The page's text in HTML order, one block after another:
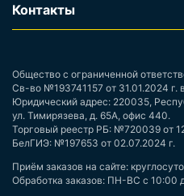
Контакты
Общество с ограниченной
Св-во №193741157 от 31.01.2024
Юридический адрес: 220035,
ул. Тимирязева, д. 65А, офис 440.
Торговый реестр РБ: №720039 от
БелГИЭ: №197653 от 02.07.2024 г.
Приём заказов на сайте:
Обработка заказов: ПН-ВС с 10:00